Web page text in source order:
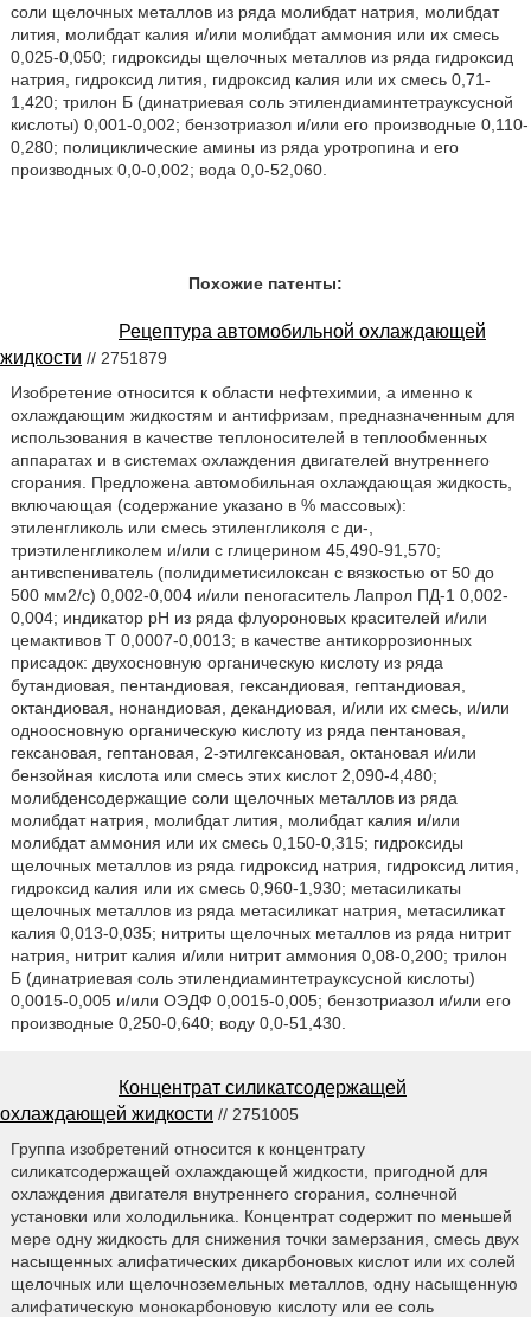
соли щелочных металлов из ряда молибдат натрия, молибдат
лития, молибдат калия и/или молибдат аммония или их смесь
0,025-0,050; гидроксиды щелочных металлов из ряда гидроксид
натрия, гидроксид лития, гидроксид калия или их смесь 0,71-
1,420; трилон Б (динатриевая соль этилендиаминтетрауксусной
кислоты) 0,001-0,002; бензотриазол и/или его производные 0,110-
0,280; полициклические амины из ряда уротропина и его
производных 0,0-0,002; вода 0,0-52,060.
Похожие патенты:
Рецептура автомобильной охлаждающей
жидкости // 2751879
Изобретение относится к области нефтехимии, а именно к
охлаждающим жидкостям и антифризам, предназначенным для
использования в качестве теплоносителей в теплообменных
аппаратах и в системах охлаждения двигателей внутреннего
сгорания. Предложена автомобильная охлаждающая жидкость,
включающая (содержание указано в % массовых):
этиленгликоль или смесь этиленгликоля с ди-,
триэтиленгликолем и/или с глицерином 45,490-91,570;
антивспениватель (полидиметисилоксан с вязкостью от 50 до
500 мм2/с) 0,002-0,004 и/или пеногаситель Лапрол ПД-1 0,002-
0,004; индикатор рН из ряда флуороновых красителей и/или
цемактивов Т 0,0007-0,0013; в качестве антикоррозионных
присадок: двухосновную органическую кислоту из ряда
бутандиовая, пентандиовая, гександиовая, гептандиовая,
октандиовая, нонандиовая, декандиовая, и/или их смесь, и/или
одноосновную органическую кислоту из ряда пентановая,
гексановая, гептановая, 2-этилгексановая, октановая и/или
бензойная кислота или смесь этих кислот 2,090-4,480;
молибденсодержащие соли щелочных металлов из ряда
молибдат натрия, молибдат лития, молибдат калия и/или
молибдат аммония или их смесь 0,150-0,315; гидроксиды
щелочных металлов из ряда гидроксид натрия, гидроксид лития,
гидроксид калия или их смесь 0,960-1,930; метасиликаты
щелочных металлов из ряда метасиликат натрия, метасиликат
калия 0,013-0,035; нитриты щелочных металлов из ряда нитрит
натрия, нитрит калия и/или нитрит аммония 0,08-0,200; трилон
Б (динатриевая соль этилендиаминтетрауксусной кислоты)
0,0015-0,005 и/или ОЭДФ 0,0015-0,005; бензотриазол и/или его
производные 0,250-0,640; воду 0,0-51,430.
Концентрат силикатсодержащей
охлаждающей жидкости // 2751005
Группа изобретений относится к концентрату
силикатсодержащей охлаждающей жидкости, пригодной для
охлаждения двигателя внутреннего сгорания, солнечной
установки или холодильника. Концентрат содержит по меньшей
мере одну жидкость для снижения точки замерзания, смесь двух
насыщенных алифатических дикарбоновых кислот или их солей
щелочных или щелочноземельных металлов, одну насыщенную
алифатическую монокарбоновую кислоту или ее соль